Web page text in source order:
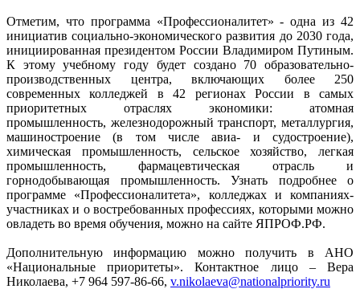
Отметим, что программа «Профессионалитет» - одна из 42
инициатив социально-экономического развития до 2030 года,
инициированная президентом России Владимиром Путиным.
К этому учебному году будет создано 70 образовательно-
производственных центра, включающих более 250
современных колледжей в 42 регионах России в самых
приоритетных отраслях экономики: атомная
промышленность, железнодорожный транспорт, металлургия,
машиностроение (в том числе авиа- и судостроение),
химическая промышленность, сельское хозяйство, легкая
промышленность, фармацевтическая отрасль и
горнодобывающая промышленность. Узнать подробнее о
программе «Профессионалитета», колледжах и компаниях-
участниках и о востребованных профессиях, которыми можно
овладеть во время обучения, можно на сайте ЯПРОФ.РФ.
Дополнительную информацию можно получить в АНО
«Национальные приоритеты». Контактное лицо – Вера
Николаева, +7 964 597-86-66, v.nikolaeva@nationalpriority.ru